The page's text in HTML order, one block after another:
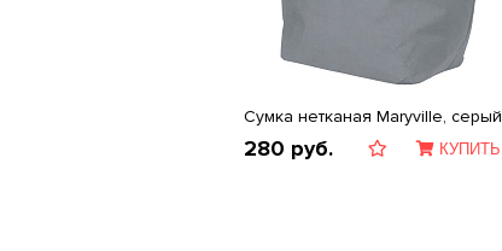
Сумка нетканая Maryville, серый
280 руб. КУПИТЬ